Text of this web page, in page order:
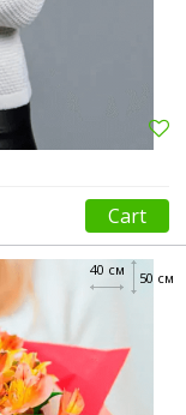
Cart
50 см
40 см